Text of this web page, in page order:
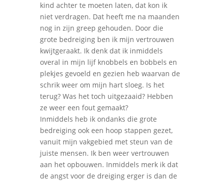
kind achter te moeten laten, dat kon ik
niet verdragen. Dat heeft me na maanden
nog in zijn greep gehouden. Door die
grote bedreiging ben ik mijn vertrouwen
kwijtgeraakt. Ik denk dat ik inmiddels
overal in mijn lijf knobbels en bobbels en
plekjes gevoeld en gezien heb waarvan de
schrik weer om mijn hart sloeg. Is het
terug? Was het toch uitgezaaid? Hebben
ze weer een fout gemaakt?
Inmiddels heb ik ondanks die grote
bedreiging ook een hoop stappen gezet,
vanuit mijn vakgebied met steun van de
juiste mensen. Ik ben weer vertrouwen
aan het opbouwen. Inmiddels merk ik dat
de angst voor de dreiging erger is dan de